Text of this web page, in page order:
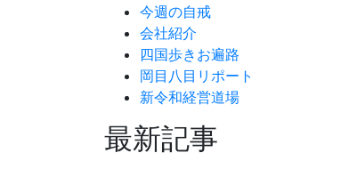
今週の自戒
会社紹介
四国歩きお遍路
岡目八目リポート
新令和経営道場
最新記事